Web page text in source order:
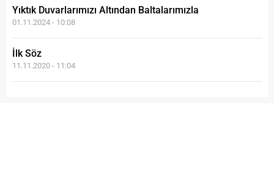
Yıktık Duvarlarımızı Altından Baltalarımızla
01.11.2024 - 10:08
İlk Söz
11.11.2020 - 11:04